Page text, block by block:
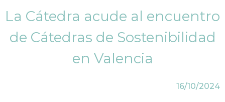
La Cátedra acude al encuentro
de Cátedras de Sostenibilidad
en Valencia
16/10/2024